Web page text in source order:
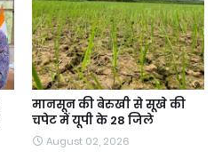
मानसून की बेरुखी से सूखे की
चपेट में यूपी के 28 जिले
August 02, 2026